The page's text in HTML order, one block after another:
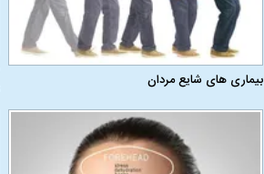
بیماری‌ های شایع مردان